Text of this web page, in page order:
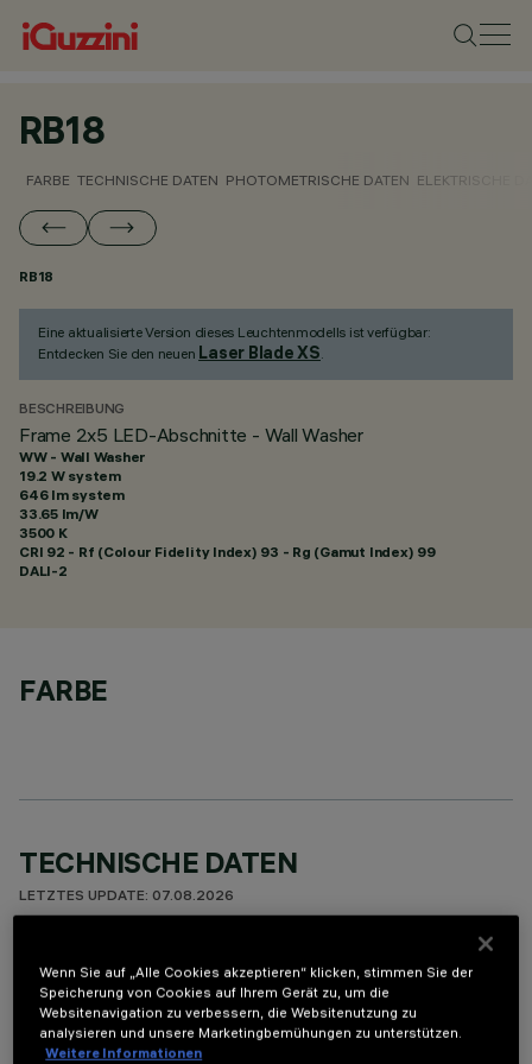
RB18
FARBE TECHNISCHE DATEN PHOTOMETRISCHE DATEN ELEKTRISCHE
RB18
Eine aktualisierte Version dieses Leuchtenmodells ist verfügbar:
Entdecken Sie den neuen Laser Blade XS.
BESCHREIBUNG
Frame 2x5 LED-Abschnitte - Wall Washer
WW - Wall Washer
19.2 W system
646 lm system
33.65 lm/W
3500 K
CRI 92 - Rf (Colour Fidelity Index) 93 - Rg (Gamut Index) 99
DALI-2
FARBE
TECHNISCHE DATEN
LETZTES UPDATE: 07.08.2026
Miniaturisierte, lineare Einbauleuchte für LED. Trotz der sehr
kompakten Größe der Leuchte sorgt die patentierte
Technologie des optischen Systems für eine gleichmäßige
Wenn Sie auf „Alle Cookies akzeptieren“ klicken, stimmen Sie der
Speicherung von Cookies auf Ihrem Gerät zu, um die
Websitenavigation zu verbessern, die Websitenutzung zu
analysieren und unsere Marketingbemühungen zu unterstützen.
Weitere Informationen